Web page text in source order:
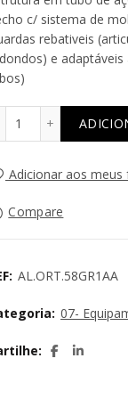
c/ sistema de
rebativeis
e adaptáveis
Adicionar aos meus
Compare
AL.ORT.58GR1AA
07-